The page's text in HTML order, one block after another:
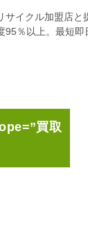
サイクル加盟店
95％以上。最短即
買取